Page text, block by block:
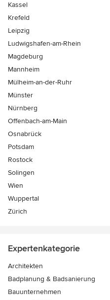
Kassel
Krefeld
Leipzig
Ludwigshafen-am-Rhein
Magdeburg
Mannheim
Mülheim-an-der-Ruhr
Münster
Nürnberg
Offenbach-am-Main
Osnabrück
Potsdam
Rostock
Solingen
Wien
Wuppertal
Zürich
Expertenkategorie
Architekten
Badplanung & Badsanierung
Bauunternehmen